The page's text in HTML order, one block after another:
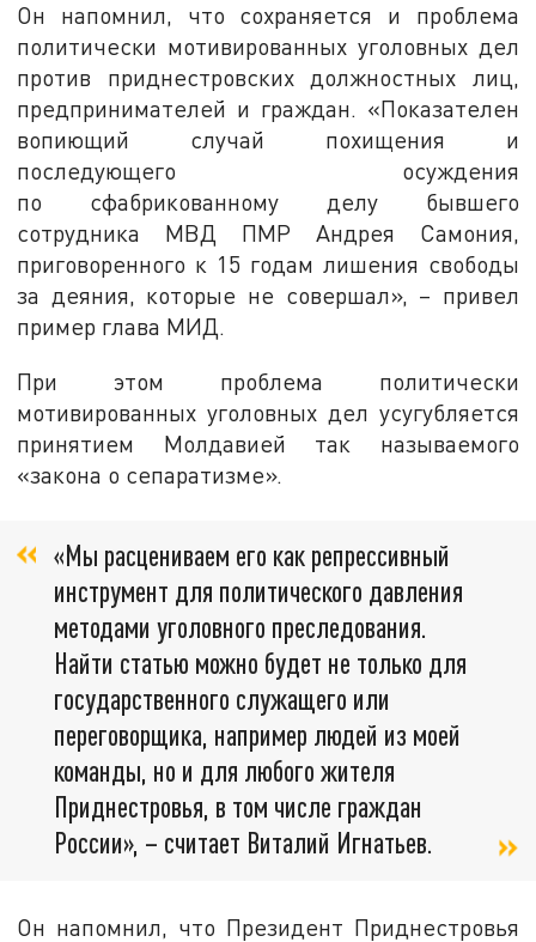
Он напомнил, что сохраняется и проблема
политически мотивированных уголовных дел
против приднестровских должностных лиц,
предпринимателей и граждан. «Показателен
вопиющий случай похищения и
последующего осуждения
по сфабрикованному делу бывшего
сотрудника МВД ПМР Андрея Самония,
приговоренного к 15 годам лишения свободы
за деяния, которые не совершал», – привел
пример глава МИД.
При этом проблема политически
мотивированных уголовных дел усугубляется
принятием Молдавией так называемого
«закона о сепаратизме».
«Мы расцениваем его как репрессивный
инструмент для политического давления
методами уголовного преследования.
Найти статью можно будет не только для
государственного служащего или
переговорщика, например людей из моей
команды, но и для любого жителя
Приднестровья, в том числе граждан
России», – считает Виталий Игнатьев.
Он напомнил, что Президент Приднестровья